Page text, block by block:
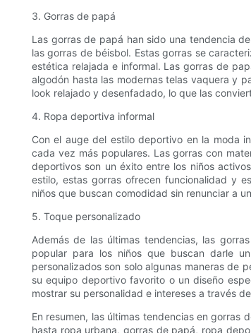
3. Gorras de papá
Las gorras de papá han sido una tendencia
las gorras de béisbol. Estas gorras se
estética relajada e informal. Las gorras de
algodón hasta las modernas telas vaquera y
look relajado y desenfadado, lo que las
4. Ropa deportiva informal
Con el auge del estilo deportivo en la moda
cada vez más populares. Las gorras con
deportivos son un éxito entre los niños
estilo, estas gorras ofrecen funcionalidad y
niños que buscan comodidad sin renunciar a
5. Toque personalizado
Además de las últimas tendencias, las
popular para los niños que buscan darle
personalizados son solo algunas maneras de
su equipo deportivo favorito o un diseño
mostrar su personalidad e intereses a través
En resumen, las últimas tendencias en gorras
hasta ropa urbana, gorras de papá, ropa